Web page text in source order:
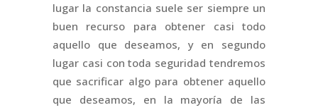
lugar la constancia suele ser siempre un
buen recurso para obtener casi todo
aquello que deseamos, y en segundo
lugar casi con toda seguridad tendremos
que sacrificar algo para obtener aquello
que deseamos, en la mayoría de las